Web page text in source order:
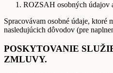
ROZSAH osobných
Spracovávam osobné údaje, ktoré
nasledujúcich dôvodov (pre
POSKYTOVANIE
ZMLUVY.